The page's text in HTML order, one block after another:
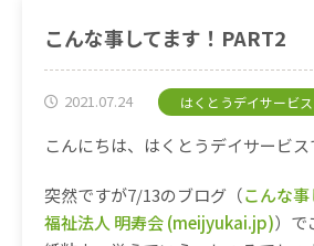
こんな事してます！PART2
2021.07.24 はくとうデイサービス
こんにちは、はくとうデイサービス
突然ですが7/13のブログ（こんな
福祉法人 明寿会 (meijyukai.jp)）で